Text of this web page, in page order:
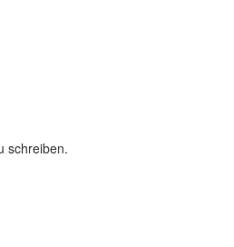
schreiben.